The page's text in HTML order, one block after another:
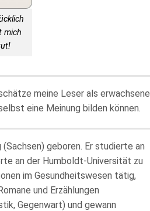
mich
meine Leser als erwachsene
eine Meinung bilden können.
geboren. Er studierte an
an der Humboldt-Universität zu
im Gesundheitswesen tätig,
und Erzählungen
Gegenwart) und gewann